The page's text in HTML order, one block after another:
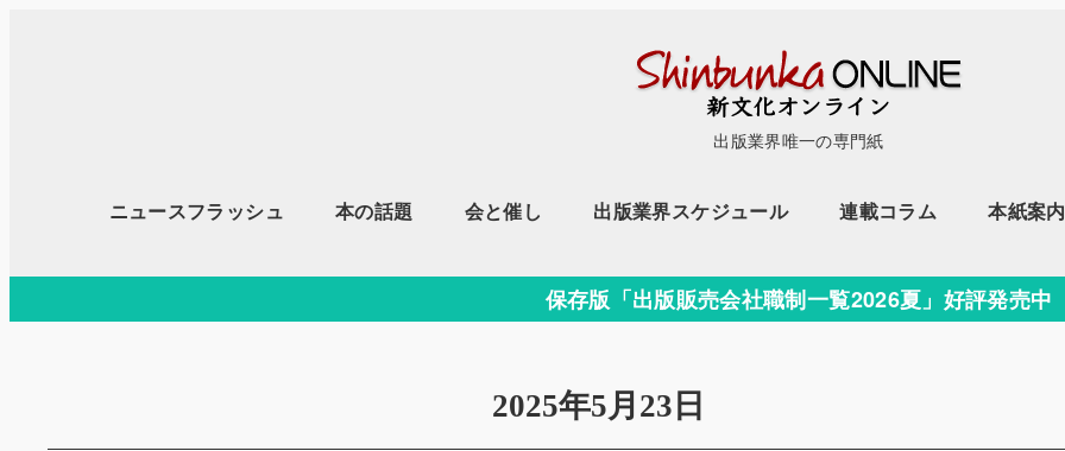
移
出版業界唯一の専門紙
ニュースフラッシュ 本の話題 会と催し 出版業界スケジュール 連載コラム 本紙案内
保存版「出版販売会社職制一覧2026夏」好評発売中
2025年5月23日